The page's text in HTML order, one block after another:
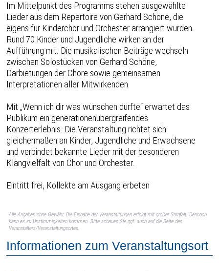
Im Mittelpunkt des Programms stehen ausgewählte
Lieder aus dem Repertoire von Gerhard Schöne, die
eigens für Kinderchor und Orchester arrangiert wurden.
Rund 70 Kinder und Jugendliche wirken an der
Aufführung mit. Die musikalischen Beiträge wechseln
zwischen Solostücken von Gerhard Schöne,
Darbietungen der Chöre sowie gemeinsamen
Interpretationen aller Mitwirkenden.
Mit „Wenn ich dir was wünschen dürfte“ erwartet das
Publikum ein generationenübergreifendes
Konzerterlebnis. Die Veranstaltung richtet sich
gleichermaßen an Kinder, Jugendliche und Erwachsene
und verbindet bekannte Lieder mit der besonderen
Klangvielfalt von Chor und Orchester.
Eintritt frei, Kollekte am Ausgang erbeten
Alle Angaben ohne Gewähr. Die Eingabe der Veranstaltungen erfolgt mit großer Sorgfalt. Dennoch
kann es zu Unstimmigkeiten kommen. Bitte schauen Sie ggf. auch auf die Seite des
Veranstalters/Veranstaltungsortes.
Informationen zum Veranstaltungsort